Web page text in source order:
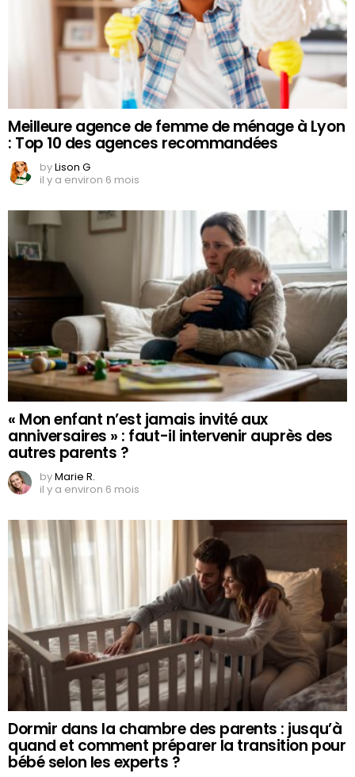
Meilleure agence de femme de ménage à Lyon
: Top 10 des agences recommandées
byLison G
il y a environ 6 mois
« Mon enfant n’est jamais invité aux
anniversaires » : faut-il intervenir auprès des
autres parents ?
byMarie R.
il y a environ 6 mois
Dormir dans la chambre des parents : jusqu’à
quand et comment préparer la transition pour
bébé selon les experts ?